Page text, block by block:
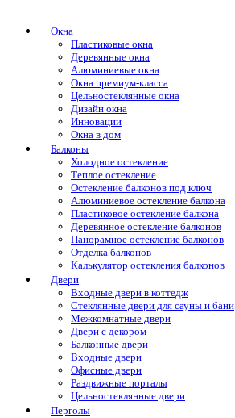
Окна
Пластиковые окна
Деревянные окна
Алюминиевые окна
Окна премиум-класса
Цельностеклянные окна
Дизайн окна
Инновации
Окна в дом
Балконы
Холодное остекление
Теплое остекление
Остекление балконов под ключ
Алюминиевое остекление балкона
Пластиковое остекление балкона
Деревянное остекление балконов
Панорамное остекление балконов
Отделка балконов
Калькулятор остекления балконов
Двери
Входные двери в коттедж
Стеклянные двери для сауны и бани
Межкомнатные двери
Двери с декором
Балконные двери
Входные двери
Офисные двери
Раздвижные порталы
Цельностеклянные двери
Перголы